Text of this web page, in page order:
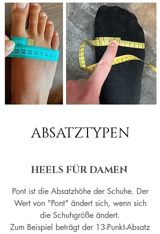
ABSATZTYPEN
HEELS FÜR DAMEN
Pont ist die Absatzhöhe der Schuhe. Der
Wert von "Pont" ändert sich, wenn sich
die Schuhgröße ändert.
Zum Beispiel beträgt der 13-Punkt-Absatz